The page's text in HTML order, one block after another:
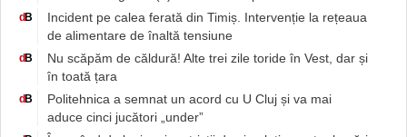
d B
Incident pe calea ferată din Timiș. Intervenție la rețeaua
de alimentare de înaltă tensiune
d B
Nu scăpăm de căldură! Alte trei zile toride în Vest, dar și
în toată țara
d B
Politehnica a semnat un acord cu U Cluj și va mai
aduce cinci jucători „under”